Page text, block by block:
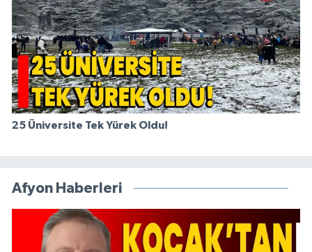
25 Üniversite Tek Yürek Oldu!
Afyon Haberleri